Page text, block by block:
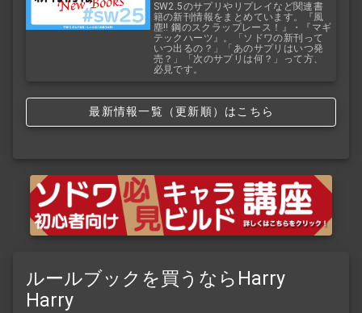
SW2.5のサプリやリプレイなど関連書
籍の新刊情報をまとめています。『風
塵!! 鋼のスクラップレース！』・『マギ
テックハーツ』。「ソドワの新刊って
いつ出るの？」「あのサプリはいつ発
売？」「次のサプリは何？」って方、
必見です。
最新情報一覧（更新順）はこちら
ルールブックを買うならHarry
Harry